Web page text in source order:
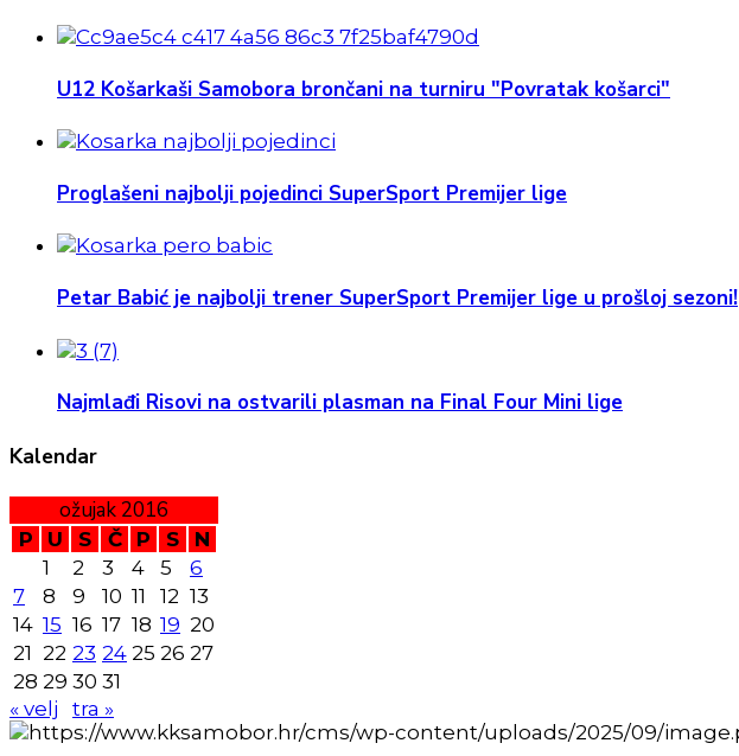
U12 Košarkaši Samobora brončani na turniru "Povratak košarci"
Proglašeni najbolji pojedinci SuperSport Premijer lige
Petar Babić je najbolji trener SuperSport Premijer lige u prošloj sezoni!
Najmlađi Risovi na ostvarili plasman na Final Four Mini lige
Kalendar
ožujak 2016
P U S Č P S
N
1
2 3 4 5
6
7
8 9 10 11 12 13
14 15 16 17 18 19 20
21 22 23 24 25 26 27
28 29 30 31
« velj
tra »